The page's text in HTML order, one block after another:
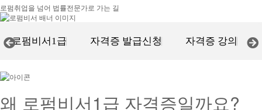
로펌취업을 넘어 법률전문가로 가는 길
로펌비서1급 자격증 발급신청 자격증 강의
왜 로펌비서1급 자격증일까요?